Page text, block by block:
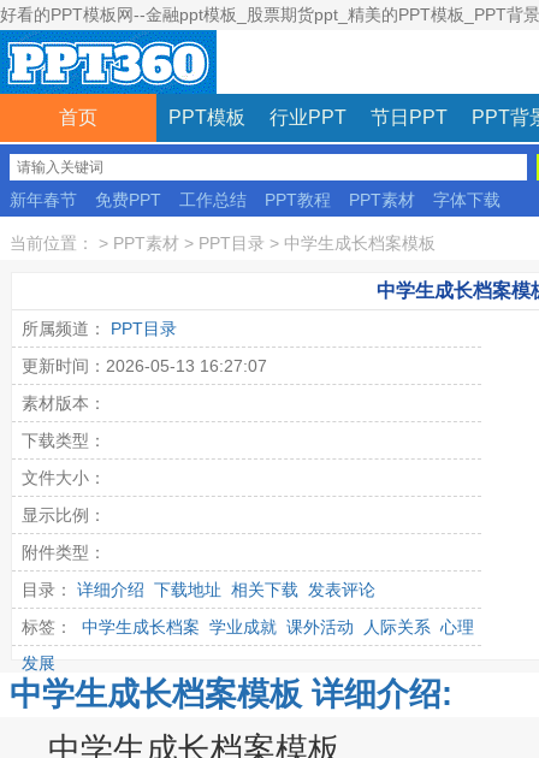
好看的PPT模板网--金融ppt模板_股票期货ppt_精美的PPT模板_PPT背
首页 PPT模板 行业PPT 节日PPT PPT背
新年春节 免费PPT 工作总结 PPT教程 PPT素材
字体下载
当前位置：
> PPT素材 > PPT目录 > 中学生成长档案模板
中学生成长档案模
所属频道：
PPT目录
更新时间：2026-05-13 16:27:07
素材版本：
下载类型：
文件大小：
显示比例：
附件类型：
目录：
详细介绍 下载地址 相关下载
发表评论
标签：
中学生成长档案 学业成就 课外活动 人际关系 心理
发展
中学生成长档案模板 详细介绍:
中学生成长档案模板